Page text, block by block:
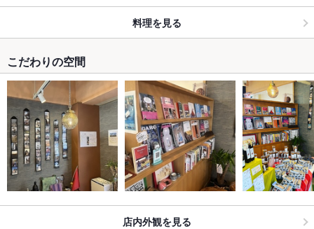
料理を見る
こだわりの空間
店内外観を見る